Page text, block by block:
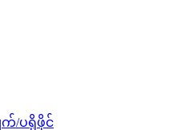
က်/ပရိုဖိုင်